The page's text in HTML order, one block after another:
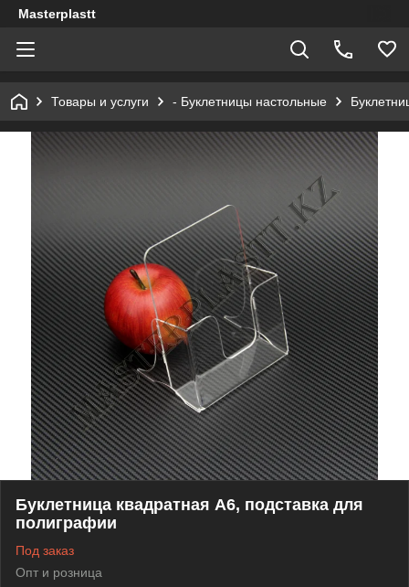
Masterplastt
Товары и услуги - Буклетницы настольные
Буклетница квадратная А6, подставка для
полиграфии
Под заказ
Опт и розница